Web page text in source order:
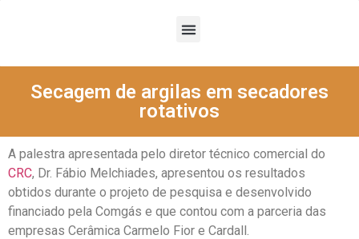
Secagem de argilas em secadores
rotativos
A palestra apresentada pelo diretor técnico comercial do
CRC, Dr. Fábio Melchiades, apresentou os resultados
obtidos durante o projeto de pesquisa e desenvolvido
financiado pela Comgás e que contou com a parceria das
empresas Cerâmica Carmelo Fior e Cardall.